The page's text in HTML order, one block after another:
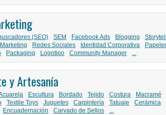
(SEO) SEM Facebook Ads Blogging
Redes Sociales Identidad Corporativa
Packaging Logotipo Community Manager ...
y Artesanía
Escultura Bordado Tejido Costura Macramé
Textile Toys Juguetes Carpintería Tatuaje Cerámica
Encuadernación Carvado de Sellos ...